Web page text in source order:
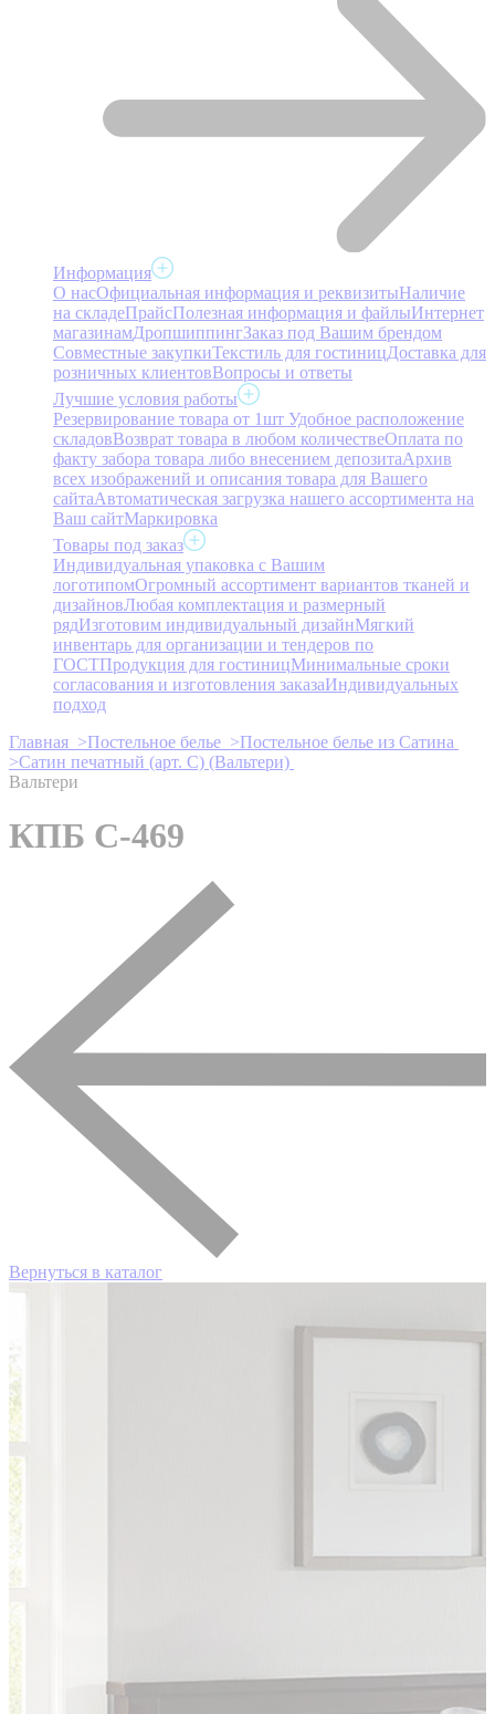
Информация
О насОфициальная информация и реквизитыНаличие
на складеПрайсПолезная информация и файлыИнтернет
магазинамДропшиппингЗаказ под Вашим брендом
Совместные закупкиТекстиль для гостиницДоставка для
розничных клиентовВопросы и ответы
Лучшие условия работы
Резервирование товара от 1шт Удобное расположение
складовВозврат товара в любом количествеОплата по
факту забора товара либо внесением депозитаАрхив
всех изображений и описания товара для Вашего
сайтаАвтоматическая загрузка нашего ассортимента на
Ваш сайтМаркировка
Товары под заказ
Индивидуальная упаковка с Вашим
логотипомОгромный ассортимент вариантов тканей и
дизайновЛюбая комплектация и размерный
рядИзготовим индивидуальный дизайнМягкий
инвентарь для организации и тендеров по
ГОСТПродукция для гостиницМинимальные сроки
согласования и изготовления заказаИндивидуальных
подход
Главная >Постельное белье >Постельное белье из Сатина
>Сатин печатный (арт. С) (Вальтери)
Вальтери
КПБ С-469
Вернуться в каталог